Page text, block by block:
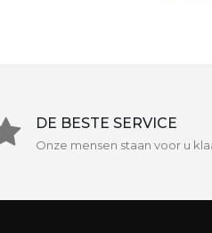
DE BESTE SERVICE
Onze mensen staan voor u